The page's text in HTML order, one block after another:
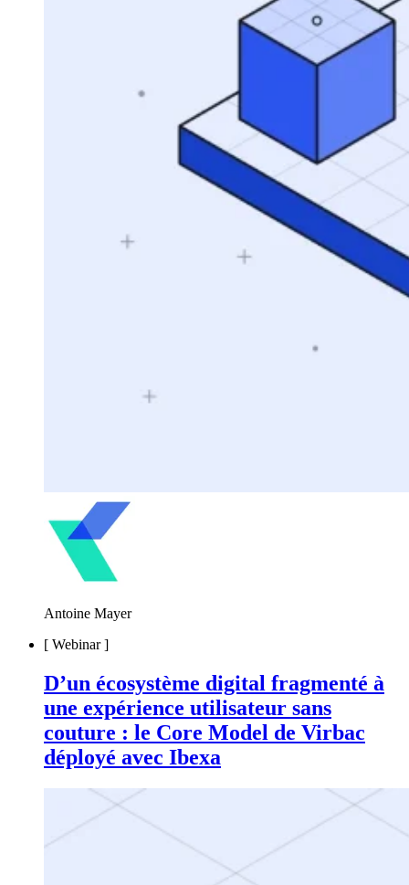
Antoine Mayer
[ Webinar]
D’un écosystème digital fragmenté à
une expérience utilisateur sans
couture : le Core Model de Virbac
déployé avec Ibexa